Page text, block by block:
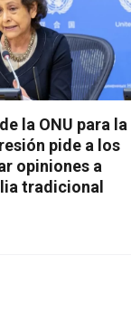
la ONU para la
pide a los
opiniones a
tradicional